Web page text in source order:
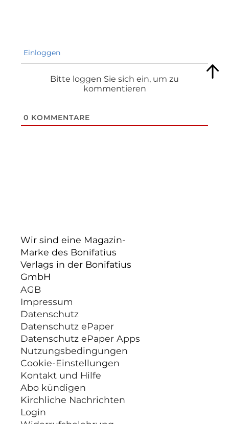
Einloggen
Bitte loggen Sie sich ein, um zu
kommentieren
0 KOMMENTARE
Wir sind eine Magazin-
Marke des Bonifatius
Verlags in der Bonifatius
GmbH
AGB
Impressum
Datenschutz
Datenschutz ePaper
Datenschutz ePaper Apps
Nutzungsbedingungen
Cookie-Einstellungen
Kontakt und Hilfe
Abo kündigen
Kirchliche Nachrichten
Login